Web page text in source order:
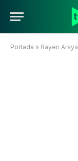
Portada » Rayen Araya